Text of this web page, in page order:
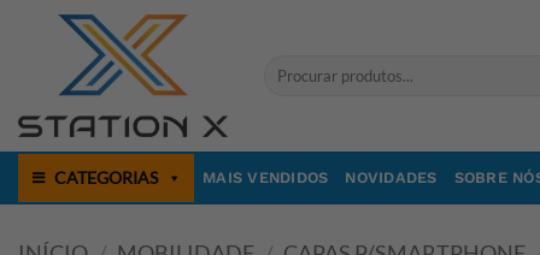
Pesquisar
CATEGORIAS MAIS VENDIDOS NOVIDADES SOBRE